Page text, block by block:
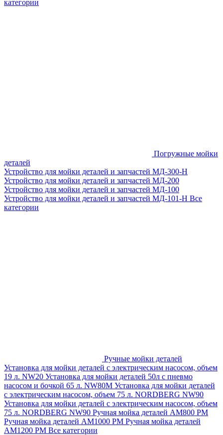
категории
Погружные мойки
деталей
Устройство для мойки деталей и запчастей МД-300-H
Устройство для мойки деталей и запчастей МД-200
Устройство для мойки деталей и запчастей МД-100
Устройство для мойки деталей и запчастей МД-101-Н Все
категории
Ручные мойки деталей
Установка для мойки деталей с электрическим насосом, объем
19 л. NW20 Установка для мойки деталей 50л с пневмо
насосом и бочкой 65 л. NW80M Установка для мойки деталей
с электрическим насосом, объем 75 л. NORDBERG NW90
Установка для мойки деталей с электрическим насосом, объем
75 л. NORDBERG NW90 Ручная мойка деталей АМ800 РМ
Ручная мойка деталей АМ1000 РМ Ручная мойка деталей
АМ1200 РМ Все категории